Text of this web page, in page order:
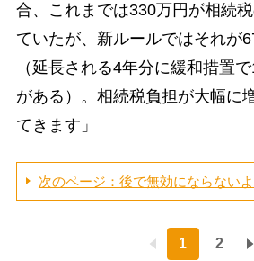
合、これまでは330万円が相続
ていたが、新ルールではそれが
（延長される4年分に緩和措置
がある）。相続税負担が大幅に
てきます」
次のページ：後で無効にならない
1 2